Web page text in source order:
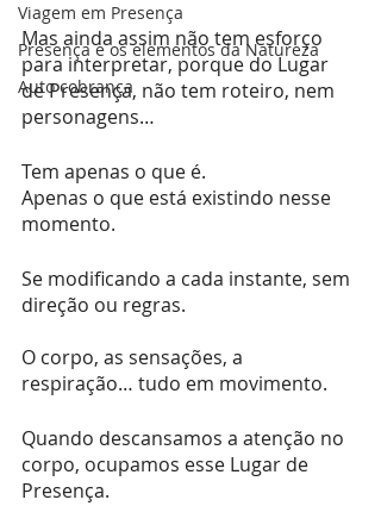
Viagem em Presença
Presença e os elementos da Natureza
Auto cobrança
Mas ainda assim não tem esforço
para interpretar, porque do Lugar
de Presença, não tem roteiro, nem
personagens…
Tem apenas o que é.
Apenas o que está existindo nesse
momento.
Se modificando a cada instante, sem
direção ou regras.
O corpo, as sensações, a
respiração… tudo em movimento.
Quando descansamos a atenção no
corpo, ocupamos esse Lugar de
Presença.